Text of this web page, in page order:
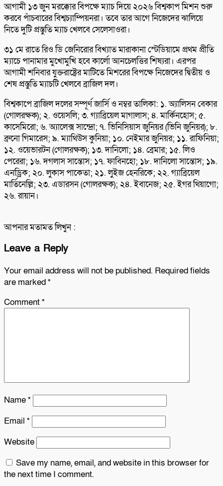
আগামী ১৩ জুন মরক্কোর বিপক্ষে ম্যাচ দিয়ে ২০২৬ বিশ্বকাপ মিশন শুরু
করবে পাঁচবারের বিশ্বচ্যাম্পিয়নরা। তবে তার আগে নিজেদের ঝালিয়ে
নিতে দুটি প্রস্তুতি ম্যাচ খেলবে সেলেসাওরা।
৩১ মে রাতে রিও ডি জেনিরোর বিখ্যাত মারাকানা স্টেডিয়ামে প্রথম প্রীতি
ম্যাচে পানামার মুখোমুখি হবে কার্লো আনচেলত্তির শিষ্যরা। এরপর
আগামী শনিবার যুক্তরাষ্ট্রের মাটিতে মিশরের বিপক্ষে নিজেদের দ্বিতীয় ও
শেষ প্রস্তুতি ম্যাচটি খেলবে ব্রাজিল দল।
বিশ্বকাপে ব্রাজিল দলের সম্পূর্ণ জার্সি ও নম্বর তালিকা: ১. অ্যালিসন বেকার
(গোলরক্ষক); ২. ওয়েসলি; ৩. গ্যাব্রিয়েল মাগালাস; ৪. মার্কিনহোস; ৫.
কাসেমিরো; ৬. অ্যালেক্স সান্দ্রো; ৭. ভিনিসিয়াস জুনিয়র (ভিনি জুনিয়র); ৮.
ব্রুনো গিমারেস; ৯. ম্যাথিউস কুনিয়া; ১০. নেইমার জুনিয়র; ১১. রাফিনিয়া;
১২. ওয়েভারটন (গোলরক্ষক); ১৩. দানিলো; ১৪. ব্রেমার; ১৫. লিও
পেরেরা; ১৬. দগলাস সান্তোস; ১৭. ফাবিনহো; ১৮. দানিলো সান্তোস; ১৯.
এনড্রিক; ২০. লুকাস পাকেতা; ২১. লুইজ হেনরিকে; ২২. গ্যাব্রিয়েল
মার্তিনেল্লি; ২৩. এডারসন (গোলরক্ষক); ২৪. ইবানেজ; ২৫. ইগর থিয়াগো;
২৬. রায়ান।
আপনার মতামত লিখুন :
Leave a Reply
Your email address will not be published. Required fields
are marked*
Comment*
Name*
Email *
Website
Save my name, email, and website in this browser for
the next time I comment.